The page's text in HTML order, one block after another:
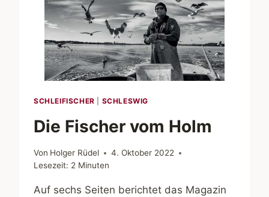
SCHLEIFISCHER SCHLESWIG
Die Fischer vom Holm
Von Holger Rüdel
4. Oktober 2022
Lesezeit: 2 Minuten
Auf sechs Seiten berichtet das Magazin